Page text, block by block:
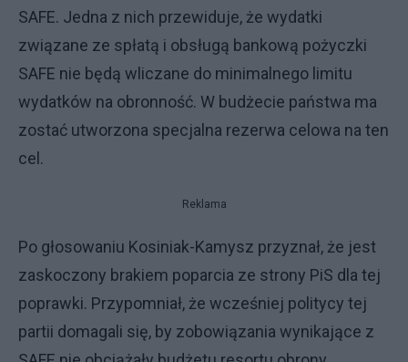
SAFE. Jedna z nich przewiduje, że wydatki
związane ze spłatą i obsługą bankową pożyczki
SAFE nie będą wliczane do minimalnego limitu
wydatków na obronność. W budżecie państwa ma
zostać utworzona specjalna rezerwa celowa na ten
cel.
Reklama
Po głosowaniu Kosiniak-Kamysz przyznał, że jest
zaskoczony brakiem poparcia ze strony PiS dla tej
poprawki. Przypomniał, że wcześniej politycy tej
partii domagali się, by zobowiązania wynikające z